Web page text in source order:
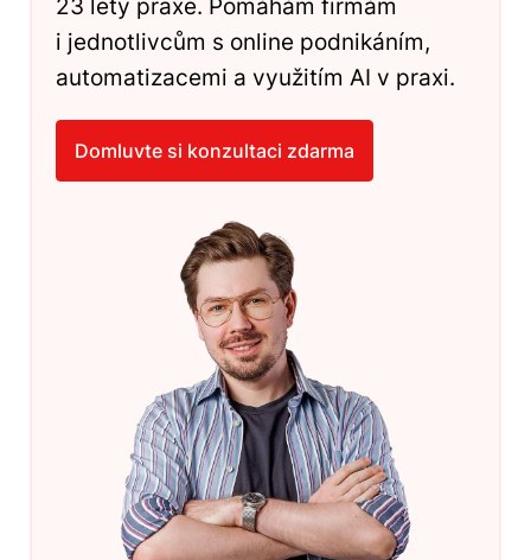
23 lety praxe. Pomáhám firmám
i jednotlivcům s online podnikáním,
automatizacemi a využitím AI v praxi.
Domluvte si konzultaci zdarma